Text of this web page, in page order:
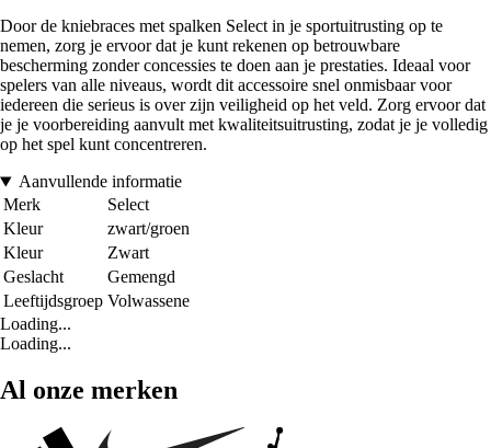
Door de kniebraces met spalken Select in je sportuitrusting op te
nemen, zorg je ervoor dat je kunt rekenen op betrouwbare
bescherming zonder concessies te doen aan je prestaties. Ideaal voor
spelers van alle niveaus, wordt dit accessoire snel onmisbaar voor
iedereen die serieus is over zijn veiligheid op het veld. Zorg ervoor dat
je je voorbereiding aanvult met kwaliteitsuitrusting, zodat je je volledig
op het spel kunt concentreren.
Aanvullende informatie
Merk
Select
Kleur
zwart/groen
Kleur
Zwart
Geslacht
Gemengd
Leeftijdsgroep Volwassene
Loading...
Loading...
Al onze merken